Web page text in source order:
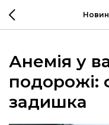
Анемія у
подорожі:
задишка